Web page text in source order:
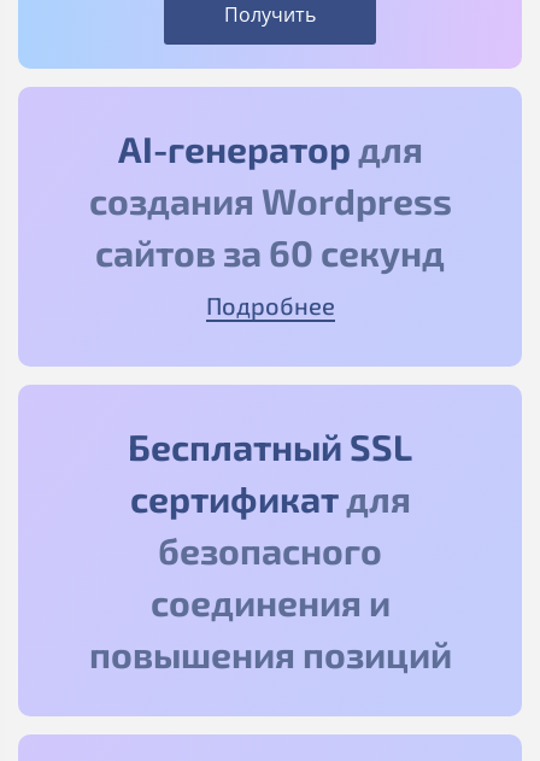
Получить
AI-генератордля
создания Wordpress
сайтов за 60 секунд
Подробнее
Бесплатный SSL
сертификатдля
безопасного
соединения и
повышения позиций